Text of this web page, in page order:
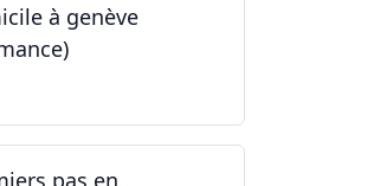
à genève
pas en